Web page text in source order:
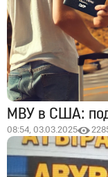
МВУ в США:
08:54, 03.03.2025